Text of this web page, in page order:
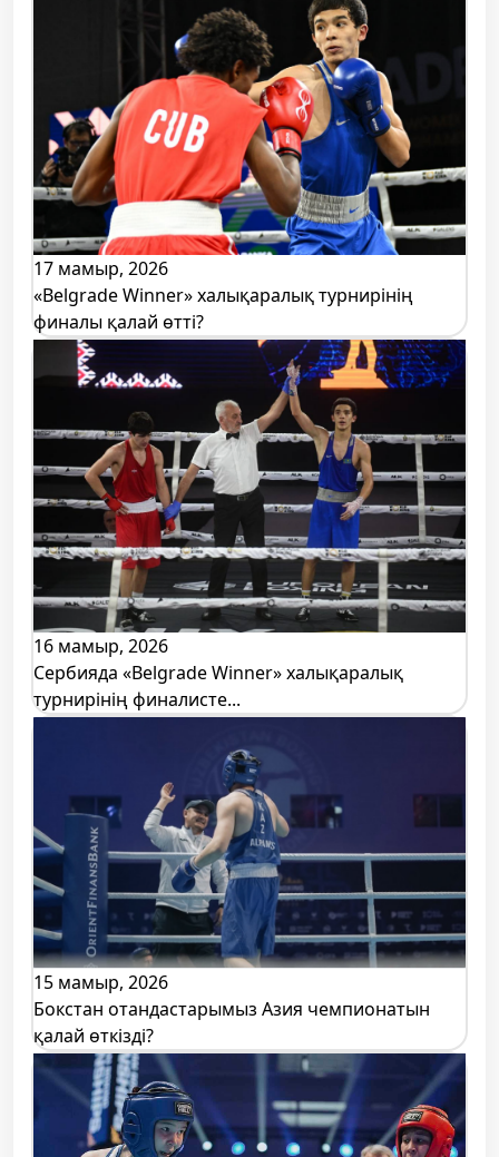
17 мамыр, 2026
«Belgrade Winner» халықаралық турнирінің
финалы қалай өтті?
16 мамыр, 2026
Сербияда «Belgrade Winner» халықаралық
турнирінің финалисте...
15 мамыр, 2026
Бокстан отандастарымыз Азия чемпионатын
қалай өткізді?